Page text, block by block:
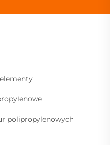
polipropylenowych